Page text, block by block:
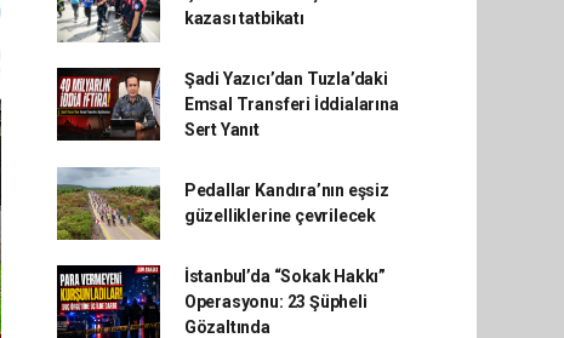
kazası tatbikatı
Şadi Yazıcı’dan Tuzla’daki
Emsal Transferi İddialarına
Sert Yanıt
Pedallar Kandıra’nın eşsiz
güzelliklerine çevrilecek
İstanbul’da “Sokak Hakkı”
Operasyonu: 23 Şüpheli
Gözaltında